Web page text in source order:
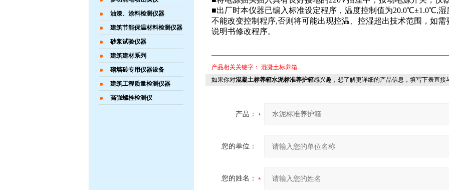
油漆、涂料检测仪器
建筑节能保温材料检测仪器
砂浆试验仪器
建筑建材系列
砌墙砖专用仪器设备
建筑工程质量检测仪器
高强螺栓检测仪
■出厂时本仪器已编入标准设定程序，温度控制值为20.0℃±1.0℃,湿
不能改变控制程序,否则将可能出现控温、控湿超出技术范围，如
说明书修改程序。
产品相关关键字： 混凝土标养箱
如果你对混凝土标养箱水泥标准养护箱感兴趣，想了解更详细的产品信息，填写下表直接
产品：
您的单位：
您的姓名：